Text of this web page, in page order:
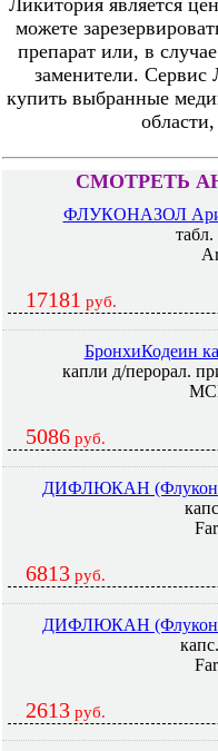
Ликитория является
можете
препарат или, в
заменители. Сервис
купить выбранные
СМОТРЕТЬ
ФЛУКОНАЗОЛ
17181 руб.
БронхиКодеин
капли д/перорал.
5086 руб.
ДИФЛЮКАН
6813 руб.
ДИФЛЮКАН
2613 руб.